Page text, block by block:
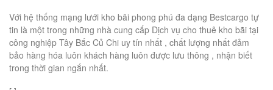
Với hệ thống mạng lưới kho bãi phong phú đa dạng Bestcargo tự
tin là một trong những nhà cung cấp Dịch vụ cho thuê kho bãi tại
công nghiệp Tây Bắc Củ Chi uy tín nhất , chất lượng nhất đảm
bảo hàng hóa luôn khách hàng luôn được lưu thông , nhận biết
trong thời gian ngắn nhất.